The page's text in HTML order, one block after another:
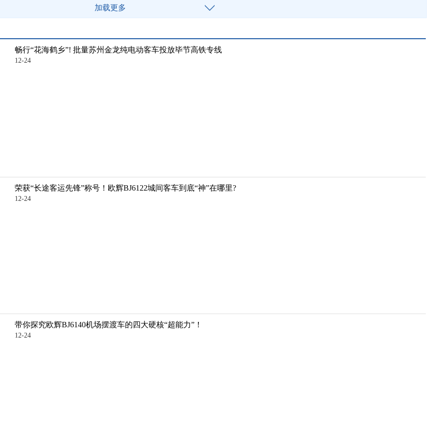
加载更多
畅行“花海鹤乡”! 批量苏州金龙纯电动客车投放毕节高铁专线
12-24
荣获“长途客运先锋”称号！欧辉BJ6122城间客车到底“神”在哪里?
12-24
带你探究欧辉BJ6140机场摆渡车的四大硬核“超能力”！
12-24